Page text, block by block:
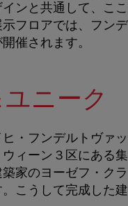
ンと共通して、こ
フロアでは、フン
催されます。
ニーク
・フンデルトヴァ
ィーン３区にある
家のヨーゼフ・ク
こうして完成した